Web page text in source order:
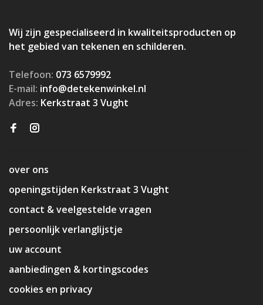
Wij zijn gespecialiseerd in kwaliteitsproducten op
het gebied van tekenen en schilderen.
Telefoon: 073 6579992
E-mail: info@detekenwinkel.nl
Adres: Kerkstraat 3 Vught
over ons
openingstijden Kerkstraat 3 Vught
contact & veelgestelde vragen
persoonlijk verlanglijstje
uw account
aanbiedingen & kortingscodes
cookies en privacy